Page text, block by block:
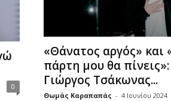
0
«Θάνατος αργός» και
πάρτη μου θα
Γιώργος Τσάκωνας...
Θωμάς Καραπαπάς - 4 Ιουνίου 2024